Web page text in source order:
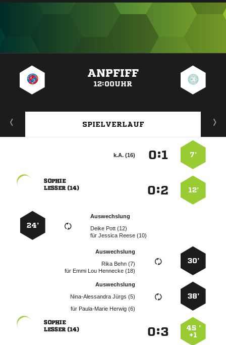
ANPFIFF
12:00UHR
SPIELVERLAUF
7’
:
k.A. (16)
12’
:

 
Auswechslung
  
für  
24’
30’
Auswechslung
  
für    
38’
Auswechslung
  
für   
45 ’
+1
:

 